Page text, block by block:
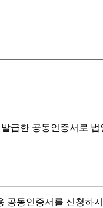
급한 공동인증서로 법
공동인증서를 신청하